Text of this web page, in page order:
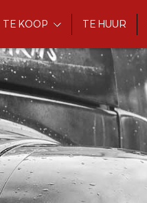
TE KOOP TE HUUR